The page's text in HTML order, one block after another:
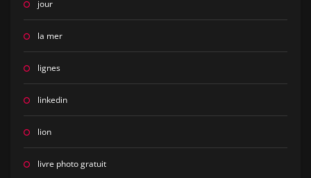
jour
la mer
lignes
linkedin
lion
livre photo gratuit